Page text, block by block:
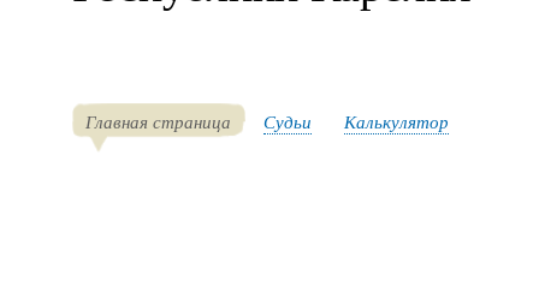
Главная страница Судьи Калькулятор